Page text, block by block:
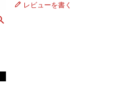
レビューを書く